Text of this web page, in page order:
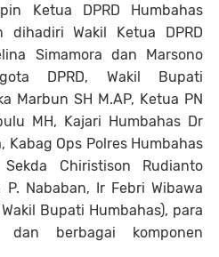
Ketua DPRD Humbahas
dihadiri Wakil Ketua DPRD
Simamora dan Marsono
DPRD, Wakil Bupati
Marbun SH M.AP, Ketua PN
MH, Kajari Humbahas Dr
Kabag Ops Polres Humbahas
Chiristison Rudianto
Nababan, Ir Febri Wibawa
Bupati Humbahas), para
dan berbagai komponen